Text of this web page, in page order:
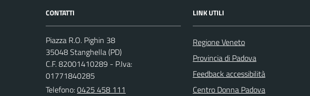
CONTATTI
Piazza R.O. Pighin 38
35048 Stanghella (PD)
C.F. 82001410289 - P.Iva:
01771840285
Telefono:0425 458 111
LINK UTILI
Regione Veneto
Provincia di Padova
Feedback accessibilità
Centro Donna Padova